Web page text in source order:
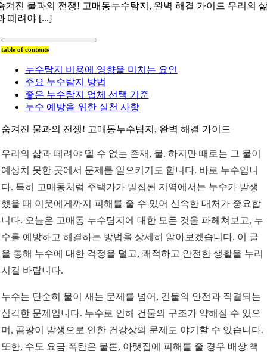
겨진 물과의 전쟁! 고매동누수탐지, 완벽 해결 가이드 우리의
떼려야 [...]
table of contents
누수탐지 비용에 영향을 미치는 요인
주요 누수탐지 방법
좋은 누수탐지 업체 선택 기준
누수 예방을 위한 실천 사항
숨겨진 물과의 전쟁! 고매동누수탐지, 완벽 해결 가이드
우리의 삶과 떼려야 뗄 수 없는 존재, 물. 하지만 때로는 그 물이
예상치 못한 곳에서 문제를 일으키기도 합니다. 바로 누수입니
다. 특히 고매동처럼 주택가가 밀집된 지역에서는 누수가 발생
했을 때 이웃에게까지 피해를 줄 수 있어 신속한 대처가 중요합
니다. 오늘은 고매동 누수탐지에 대한 모든 것을 파헤쳐보고, 누
수를 예방하고 해결하는 방법을 상세히 알아보겠습니다. 이 글
을 통해 누수에 대한 걱정을 덜고, 쾌적하고 안전한 생활을 누리
시길 바랍니다.
누수는 단순히 물이 새는 문제를 넘어, 건물의 안전과 직결되는
심각한 문제입니다. 누수로 인해 건물의 구조가 약해질 수 있으
며, 곰팡이 발생으로 인한 건강상의 문제도 야기할 수 있습니다.
또한, 수도 요금 폭탄은 물론, 아랫집에 피해를 줄 경우 배상 책